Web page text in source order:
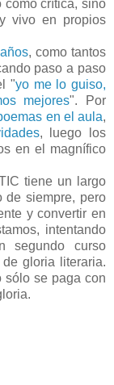
como crítica, sino
vivo en propios
, como tantos
paso a paso
"yo me lo guiso,
mejores". Por
en el aula,
, luego los
en el magnífico
tiene un largo
de siempre, pero
y convertir en
intentando
segundo curso
gloria literaria.
sólo se paga con